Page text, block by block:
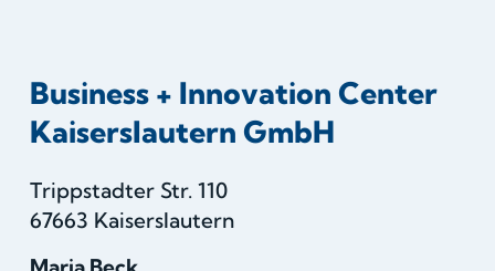
Business + Innovation Center
Kaiserslautern GmbH
Trippstadter Str. 110
67663 Kaiserslautern